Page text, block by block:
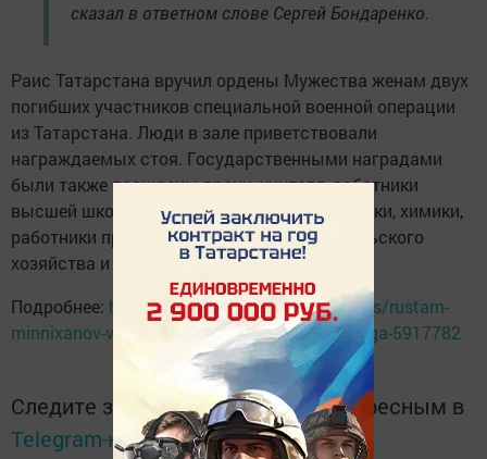
сказал в ответном слове Сергей Бондаренко.
Раис Татарстана вручил ордены Мужества женам двух
погибших участников специальной военной операции
из Татарстана. Люди в зале приветствовали
награждаемых стоя. Государственными наградами
были также поощрены врачи, учителя, работники
высшей школы, машиностроители, нефтяники, химики,
работники промышленности, культуры, сельского
хозяйства и других отраслей.
Подробнее: https://www. tatar-inform. ru/news/rustam-
minnixanov-vrucil-medali-boicam-batalyona-alga-5917782
Следите за самым важным и интересным в
Telegram-каналеТатмедиа